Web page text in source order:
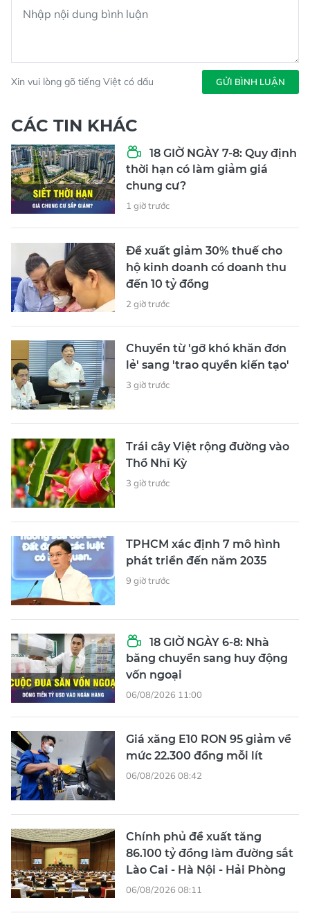
Xin vui lòng gõ tiếng Việt có dấu GỬI BÌNH LUẬN
CÁC TIN KHÁC
18 GIỜ NGÀY 7-8: Quy định
thời hạn có làm giảm giá
chung cư?
1 giờ trước
Đề xuất giảm 30% thuế cho
hộ kinh doanh có doanh thu
đến 10 tỷ đồng
2 giờ trước
Chuyển từ 'gỡ khó khăn đơn
lẻ' sang 'trao quyền kiến tạo'
3 giờ trước
Trái cây Việt rộng đường vào
Thổ Nhĩ Kỳ
3 giờ trước
TPHCM xác định 7 mô hình
phát triển đến năm 2035
9 giờ trước
18 GIỜ NGÀY 6-8: Nhà
băng chuyển sang huy động
vốn ngoại
06/08/2026 11:00
Giá xăng E10 RON 95 giảm về
mức 22.300 đồng mỗi lít
06/08/2026 08:42
Chính phủ đề xuất tăng
86.100 tỷ đồng làm đường sắt
Lào Cai - Hà Nội - Hải Phòng
06/08/2026 08:11